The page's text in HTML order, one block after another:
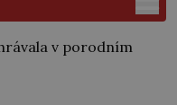
v porodním